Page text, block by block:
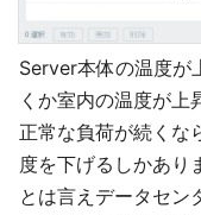
Server本体の温度が
くか室内の温度が上
正常な負荷が続くな
度を下げるしかあり
とは言えデータセ